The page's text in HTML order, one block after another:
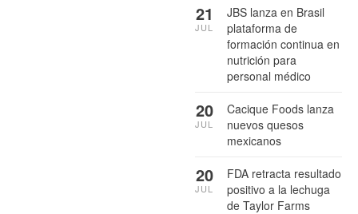
JBS lanza en Brasil
plataforma de
formación continua en
nutrición para
personal médico
21
JUL
Cacique Foods lanza
nuevos quesos
mexicanos
20
JUL
FDA retracta resultado
positivo a la lechuga
de Taylor Farms
20
JUL